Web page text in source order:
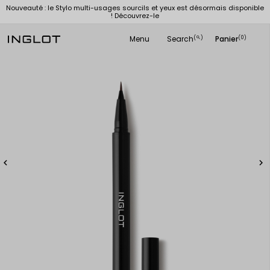
Nouveauté : le Stylo multi-usages sourcils et yeux est désormais disponible
! Découvrez-le
Menu Search(
search ) Panier(0)
 